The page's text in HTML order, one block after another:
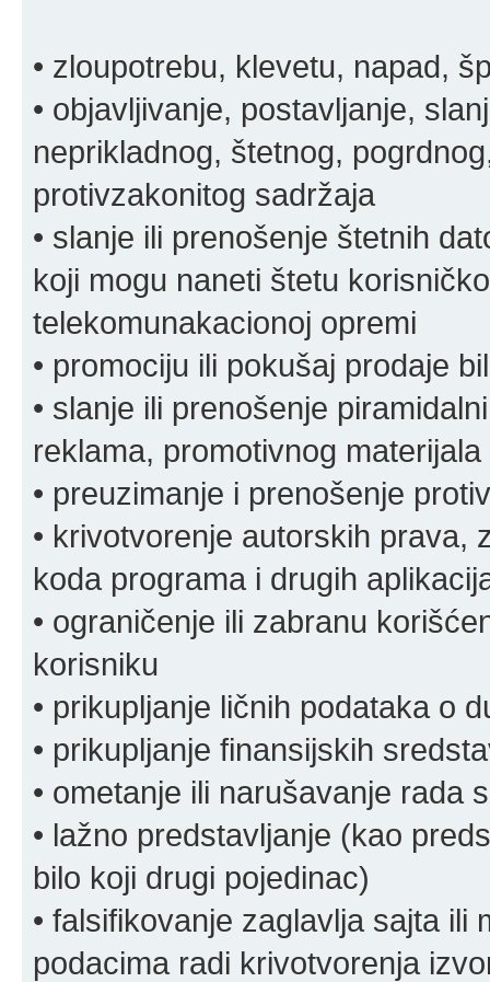
• zloupotrebu, klevetu, napad,
• objavljivanje, postavljanje,
neprikladnog, štetnog,
protivzakonitog sadržaja
• slanje ili prenošenje štetnih
koji mogu naneti štetu
telekomunakacionoj opremi
• promociju ili pokušaj prodaje
• slanje ili prenošenje
reklama, promotivnog
• preuzimanje i prenošenje
• krivotvorenje autorskih prava,
koda programa i drugih
• ograničenje ili zabranu
korisniku
• prikupljanje ličnih podataka o
• prikupljanje finansijskih
• ometanje ili narušavanje rada
• lažno predstavljanje (kao
bilo koji drugi pojedinac)
• falsifikovanje zaglavlja sajta ili
podacima radi krivotvorenja